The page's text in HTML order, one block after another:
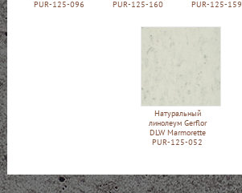
PUR-125-096
PUR-125-160
PUR-125-159
Натуральный
линолеум Gerflor
DLW Marmorette
PUR-125-052